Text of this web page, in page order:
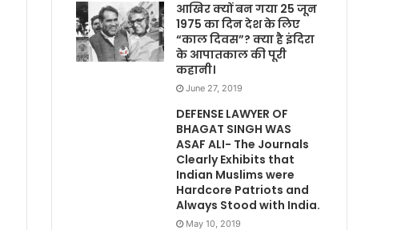
आखिर क्यों बन गया 25 जून
1975 का दिन देश के लिए
“काल दिवस”? क्या है इंदिरा
के आपातकाल की पूरी
कहानी।
June 27, 2019
DEFENSE LAWYER OF
BHAGAT SINGH WAS
ASAF ALI- The Journals
Clearly Exhibits that
Indian Muslims were
Hardcore Patriots and
Always Stood with India.
May 10, 2019